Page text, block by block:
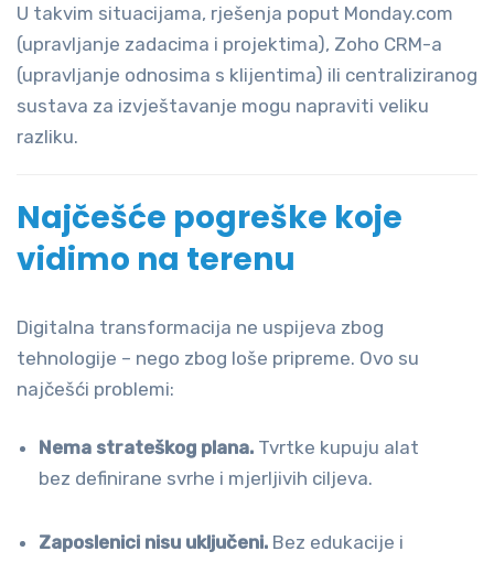
U takvim situacijama, rješenja poput Monday.com
(upravljanje zadacima i projektima), Zoho CRM-a
(upravljanje odnosima s klijentima) ili centraliziranog
sustava za izvještavanje mogu napraviti veliku
razliku.
Najčešće pogreške koje
vidimo na terenu
Digitalna transformacija ne uspijeva zbog
tehnologije – nego zbog loše pripreme. Ovo su
najčešći problemi:
Nema strateškog plana. Tvrtke kupuju alat
bez definirane svrhe i mjerljivih ciljeva.
Zaposlenici nisu uključeni. Bez edukacije i